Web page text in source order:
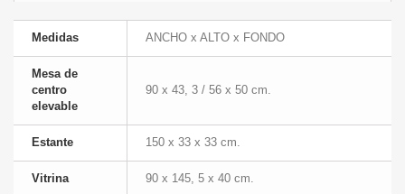
Medidas ANCHO x ALTO x FONDO
Mesa de
centro
elevable
90 x 43, 3 / 56 x 50 cm.
Estante 150 x 33 x 33 cm.
Vitrina 90 x 145, 5 x 40 cm.